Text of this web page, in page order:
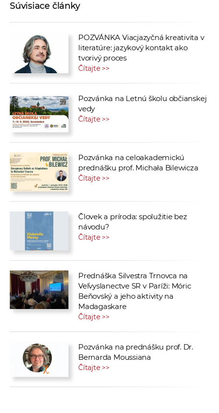
Súvisiace články
POZVÁNKA Viacjazyčná kreativita v
literatúre: jazykový kontakt ako
tvorivý proces
Čítajte >>
Pozvánka na Letnú školu občianskej
vedy
Čítajte >>
Pozvánka na celoakademickú
prednášku prof. Michała Bilewicza
Čítajte >>
Človek a príroda: spolužitie bez
návodu?
Čítajte >>
Prednáška Silvestra Trnovca na
Veľvyslanectve SR v Paríži: Móric
Beňovský a jeho aktivity na
Madagaskare
Čítajte >>
Pozvánka na prednášku prof. Dr.
Bernarda Moussiana
Čítajte >>